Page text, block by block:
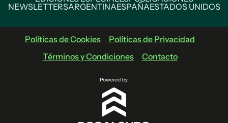
NEWSLETTERSARGENTINAESPAÑAESTADOS UNIDOS
Políticas de Cookies
Políticas de Privacidad
Términos y Condiciones
Contacto